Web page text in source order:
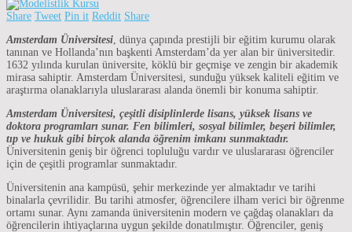
Share Tweet Pin it Reddit Share
Amsterdam Üniversitesi , dünya çapında prestijli bir eğitim kurumu olarak
tanınan ve Hollanda’nın başkenti Amsterdam’da yer alan bir üniversitedir.
1632 yılında kurulan üniversite, köklü bir geçmişe ve zengin bir akademik
mirasa sahiptir. Amsterdam Üniversitesi, sunduğu yüksek kaliteli eğitim ve
araştırma olanaklarıyla uluslararası alanda önemli bir konuma sahiptir.
Amsterdam Üniversitesi, çeşitli disiplinlerde lisans, yüksek lisans ve
doktora programları sunar. Fen bilimleri, sosyal bilimler, beşeri bilimler,
tıp ve hukuk gibi birçok alanda öğrenim imkanı sunmaktadır.
Üniversitenin geniş bir öğrenci topluluğu vardır ve uluslararası öğrenciler
için de çeşitli programlar sunmaktadır.
Üniversitenin ana kampüsü, şehir merkezinde yer almaktadır ve tarihi
binalarla çevrilidir. Bu tarihi atmosfer, öğrencilere ilham verici bir öğrenme
ortamı sunar. Aynı zamanda üniversitenin modern ve çağdaş olanakları da
öğrencilerin ihtiyaçlarına uygun şekilde donatılmıştır. Öğrenciler, geniş